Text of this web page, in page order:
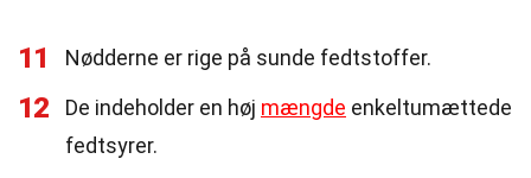
11 Nødderne er rige på sunde fedtstoffer.
12 De indeholder en høj mængde enkeltumættede
fedtsyrer.